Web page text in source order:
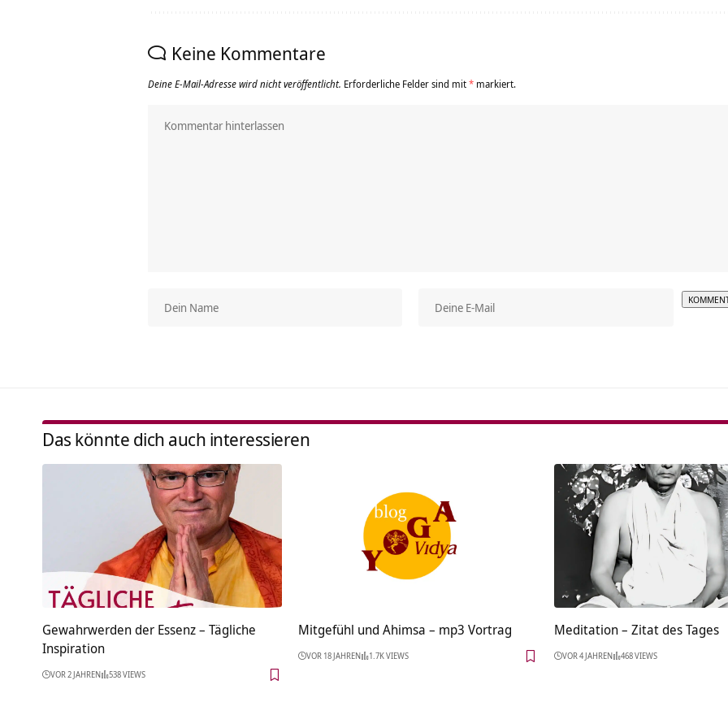
Keine Kommentare
Deine E-Mail-Adresse wird nicht veröffentlicht. Erforderliche Felder sind mit* markiert.
Das könnte dich auch interessieren
Gewahrwerden der Essenz – Tägliche
Inspiration
VOR 2 JAHREN 538 VIEWS
Mitgefühl und Ahimsa – mp3 Vortrag
VOR 18 JAHREN 1.7K VIEWS
Meditation – Zitat des Tages
VOR 4 JAHREN 468 VIEWS